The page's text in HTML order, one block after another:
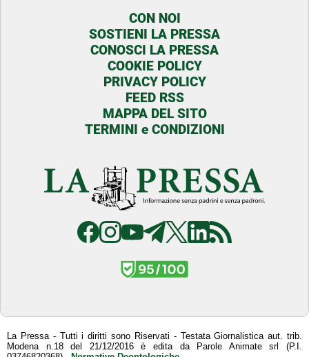
CON NOI
SOSTIENI LA PRESSA
CONOSCI LA PRESSA
COOKIE POLICY
PRIVACY POLICY
FEED RSS
MAPPA DEL SITO
TERMINI e CONDIZIONI
La Pressa - Tutti i diritti sono Riservati - Testata Giornalistica aut. trib.
Modena n.18 del 21/12/2016 è edita da Parole Animate srl (P.I.